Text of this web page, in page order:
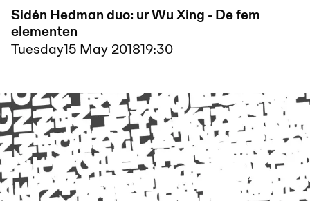
Sidén Hedman duo: ur Wu Xing - De fem
elementen
Tuesday15 May 201819:30